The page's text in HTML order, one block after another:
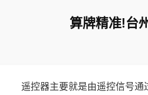
算牌精准!台
遥控器主要就是由遥控信号